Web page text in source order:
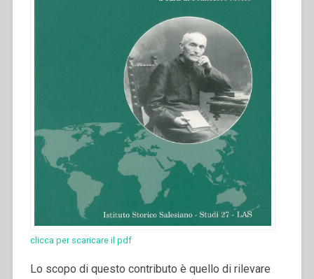
clicca per scaricare il pdf
Lo scopo di questo contributo è quello di rilevare